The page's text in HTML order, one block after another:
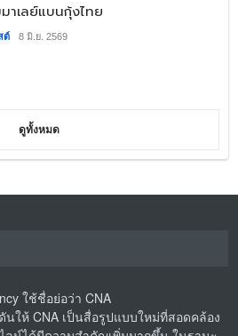
มาเลย์แบนกุ้งไทย
ต์ 8 มิ.ย. 2569
ดูทั้งหมด
ใช้ชื่อย่อว่า CNA
ให้ CNA เป็นสื่อรูปแบบใหม่ที่สอดคล้อง